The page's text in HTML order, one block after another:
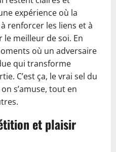
expérience où la
renforcer les liens et à
meilleur de soi. En
où un adversaire
qui transforme
C’est ça, le vrai sel du
s’amuse, tout en
et plaisir